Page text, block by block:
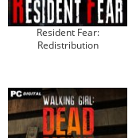
Resident Fear:
Redistribution